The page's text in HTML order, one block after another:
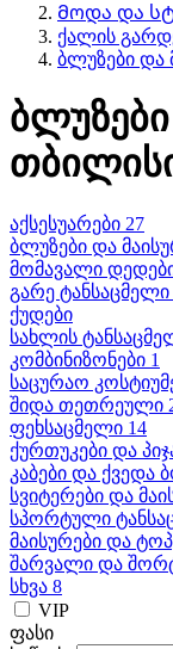
Მოდა და
ქალის
ბლუზები და
აქსესუარები 27
ბლუზები და
მომავალი
გარე ტანსაცმელი
ქუდები
სახლის
კომბინიზონები 1
საცურაო
შიდა თეთრეული
ფეხსაცმელი 14
ქურთუკები და
კაბები და ქვედა
სვიტერები და
სპორტული
მაისურები და
შარვალი და
სხვა 8
VIP
ფასი